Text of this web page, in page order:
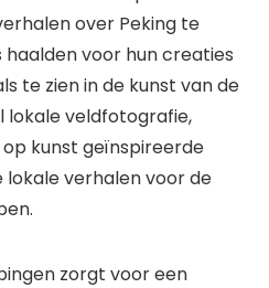
over Peking te
voor hun creaties
te zien in de kunst van de
lokale veldfotografie,
kunst geïnspireerde
verhalen voor de
zorgt voor een